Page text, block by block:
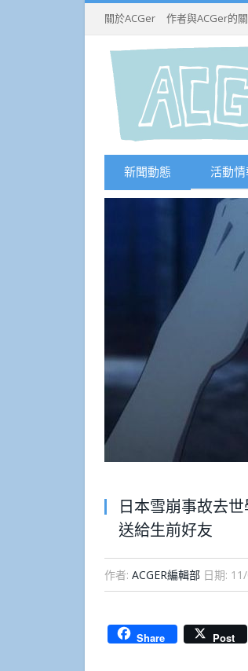
關於ACGer 作者與ACGer的
新聞動態 活動情
日本雪崩事故去
送給生前好友
作者: ACGER編輯部 日期:
Share Post